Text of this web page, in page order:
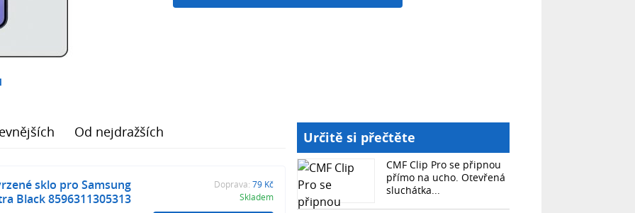
Od nejdražších
sklo pro Samsung
Black 8596311305313
Doprava: 79 Kč
Skladem
Určitě si přečtěte
CMF Clip Pro se připnou
přímo na ucho. Otevřená
sluchátka...